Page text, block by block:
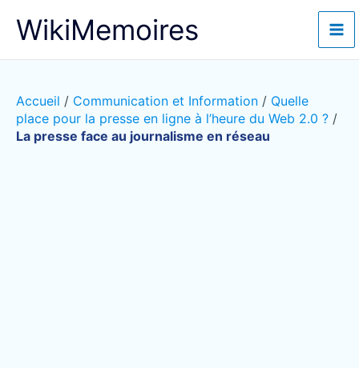
WikiMemoires
Accueil / Communication et Information / Quelle
place pour la presse en ligne à l’heure du Web 2.0 ? /
La presse face au journalisme en réseau